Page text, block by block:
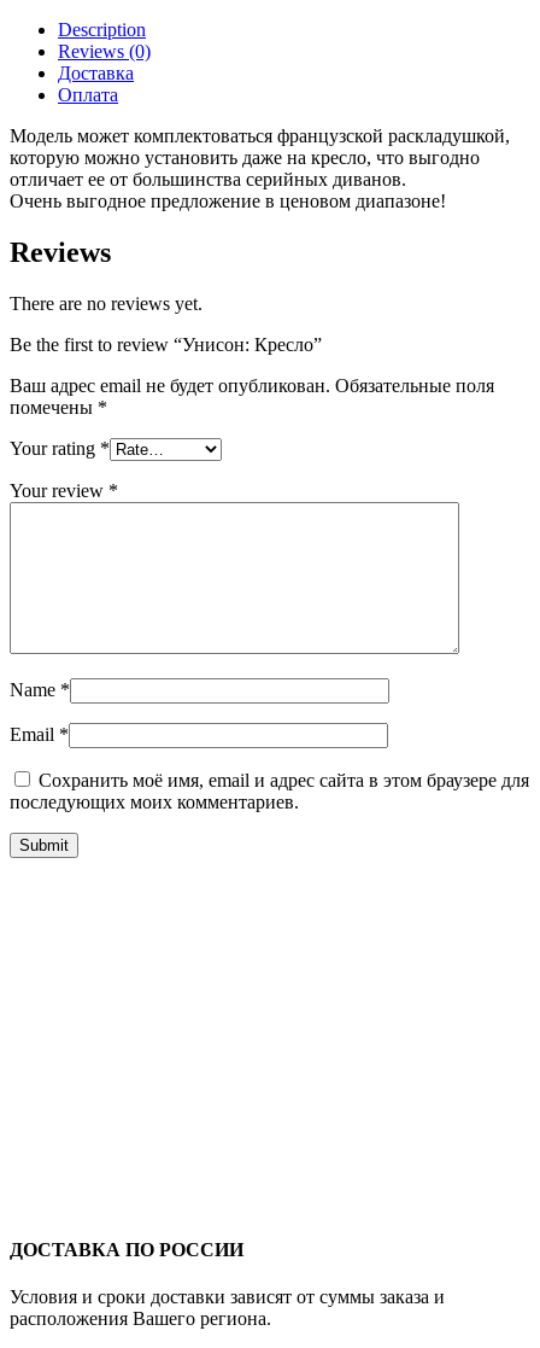
Description
Reviews (0)
Доставка
Оплата
Модель может комплектоваться французской раскладушкой,
которую можно установить даже на кресло, что выгодно
отличает ее от большинства серийных диванов.
Очень выгодное предложение в ценовом диапазоне!
Reviews
There are no reviews yet.
Be the first to review “Унисон: Кресло”
Ваш адрес email не будет опубликован. Обязательные поля
помечены *
Your rating *
Your review *
Name *
Email *
Сохранить моё имя, email и адрес сайта в этом браузере для
последующих моих комментариев.
ДОСТАВКА ПО РОССИИ
Условия и сроки доставки зависят от суммы заказа и
расположения Вашего региона.